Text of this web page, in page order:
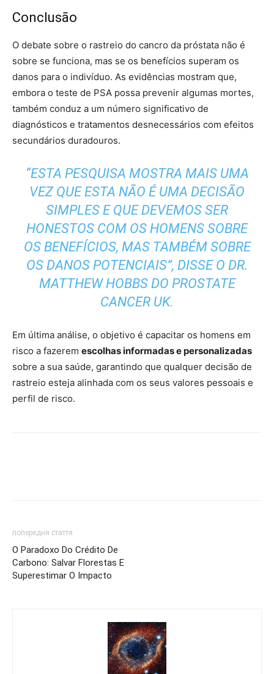
Conclusão
O debate sobre o rastreio do cancro da próstata não é
sobre se funciona, mas se os benefícios superam os
danos para o indivíduo. As evidências mostram que,
embora o teste de PSA possa prevenir algumas mortes,
também conduz a um número significativo de
diagnósticos e tratamentos desnecessários com efeitos
secundários duradouros.
“ESTA PESQUISA MOSTRA MAIS UMA
VEZ QUE ESTA NÃO É UMA DECISÃO
SIMPLES E QUE DEVEMOS SER
HONESTOS COM OS HOMENS SOBRE
OS BENEFÍCIOS, MAS TAMBÉM SOBRE
OS DANOS POTENCIAIS”, DISSE O DR.
MATTHEW HOBBS DO PROSTATE
CANCER UK.
Em última análise, o objetivo é capacitar os homens em
risco a fazerem escolhas informadas e personalizadas
sobre a sua saúde, garantindo que qualquer decisão de
rastreio esteja alinhada com os seus valores pessoais e
perfil de risco.
попередня стаття
O Paradoxo Do Crédito De
Carbono: Salvar Florestas E
Superestimar O Impacto